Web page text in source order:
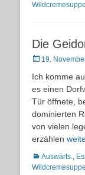
Wildcremesuppe
Die
Posted
19.
Ich komme
es einen
Tür öffnete,
dominierten
von vielen
erzählen
Kategorien
Auswärts.,
Wildcremesuppe